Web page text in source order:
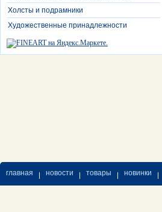
Холсты и подрамники
Художественные принадлежности
главная новости товары новинки